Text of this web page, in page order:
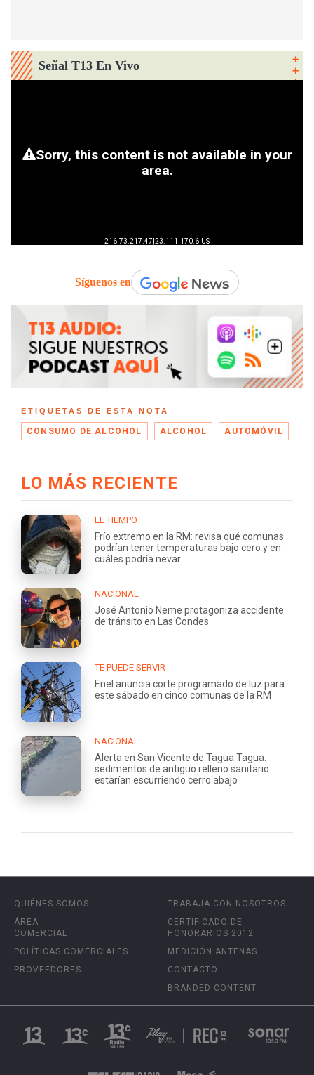
Señal T13 En Vivo
Síguenos en
ETIQUETAS DE ESTA NOTA
CONSUMO DE ALCOHOL ALCOHOL AUTOMÓVIL
LO MÁS RECIENTE
EL TIEMPO
Frío extremo en la RM: revisa qué comunas
podrían tener temperaturas bajo cero y en
cuáles podría nevar
NACIONAL
José Antonio Neme protagoniza accidente
de tránsito en Las Condes
TE PUEDE SERVIR
Enel anuncia corte programado de luz para
este sábado en cinco comunas de la RM
NACIONAL
Alerta en San Vicente de Tagua Tagua:
sedimentos de antiguo relleno sanitario
estarían escurriendo cerro abajo
QUIÉNES SOMOS
ÁREA
COMERCIAL
POLÍTICAS COMERCIALES
PROVEEDORES
TRABAJA CON NOSOTROS
CERTIFICADO DE
HONORARIOS 2012
MEDICIÓN ANTENAS
CONTACTO
BRANDED CONTENT